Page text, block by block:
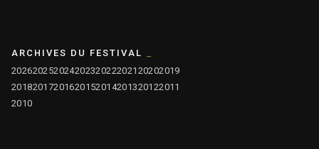
ARCHIVES DU FESTIVAL
202620252024202320222021 20202019
20182017201620152014201320122011
2010